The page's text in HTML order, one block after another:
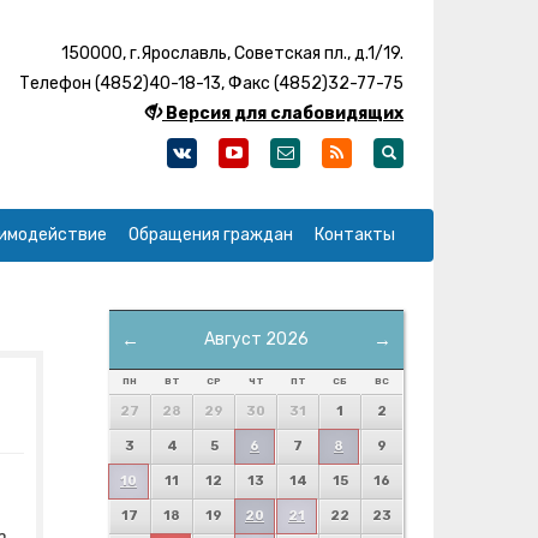
150000, г.Ярославль, Советская пл., д.1/19.
Телефон (4852)40-18-13, Факс (4852)32-77-75
Версия для слабовидящих
Обращения граждан Контакты
← →
Август 2026
ПН ВТ СР ЧТ ПТ СБ ВС
27 28 29 30 31 1 2
3 4 5 6 7 8 9
10 11 12 13 14 15 16
17 18 19 20 21 22 23